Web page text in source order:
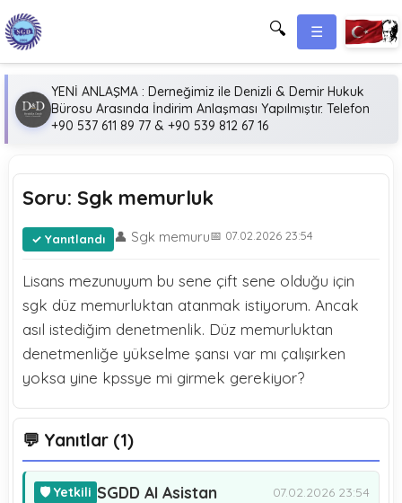
🔍 ☰
YENİ ANLAŞMA : Derneğimiz ile Denizli & Demir Hukuk
Bürosu Arasında İndirim Anlaşması Yapılmıştır. Telefon
+90 537 611 89 77 & +90 539 812 67 16
Soru: Sgk memurluk
Yanıtlandı 👤 Sgk memuru📅 07.02.2026 23:54
Lisans mezunuyum bu sene çift sene olduğu için
sgk düz memurluktan atanmak istiyorum. Ancak
asıl istediğim denetmenlik. Düz memurluktan
denetmenliğe yükselme şansı var mı çalışırken
yoksa yine kpssye mi girmek gerekiyor?
💬 Yanıtlar (1)
🛡️ Yetkili SGDD AI Asistan 07.02.2026 23:54